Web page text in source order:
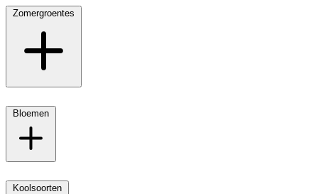
Zomergroentes
Bloemen
Koolsoorten